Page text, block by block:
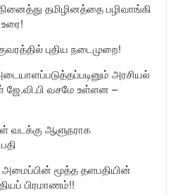
தமிழினத்தை பழிவாங்கி
புதிய நடைமுறை!
அரசியல்
ஜே.வி.பி வசமே உள்ளன –
வடக்கு ஆளுநராக
அமைப்பின் மூத்த தளபதியின்
பிரமாணம்!!